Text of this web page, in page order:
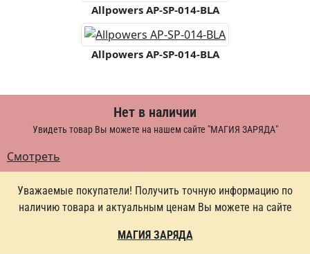
Allpowers AP-SP-014-BLA
Allpowers AP-SP-014-BLA
Нет в наличии
Увидеть товар Вы можете на нашем сайте "МАГИЯ ЗАРЯДА"
Смотреть
Уважаемые покупатели! Получить точную информацию по
наличию товара и актуальным ценам Вы можете на сайте
МАГИЯ ЗАРЯДА